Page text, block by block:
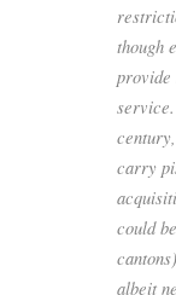
though
carry
could
albeit